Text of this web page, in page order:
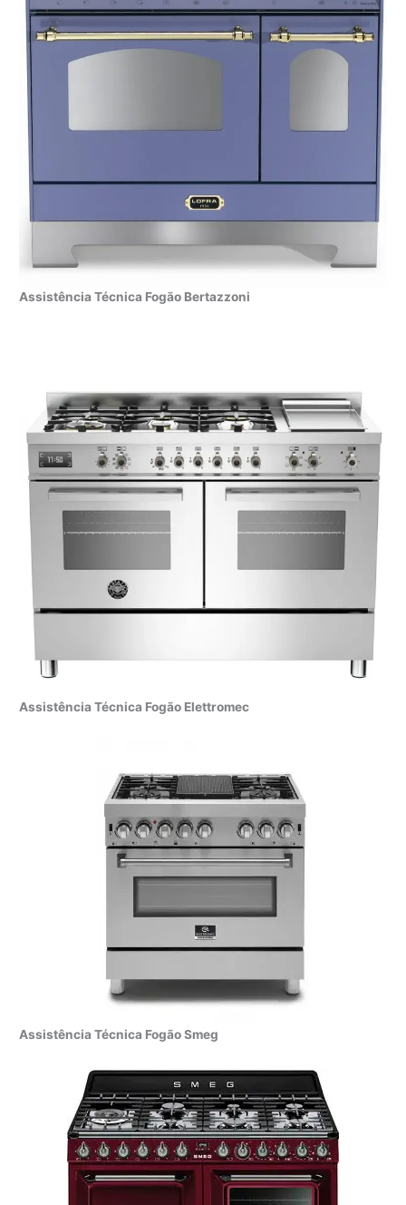
Assistência Técnica Fogão Bertazzoni
Assistência Técnica Fogão Elettromec
Assistência Técnica Fogão Smeg